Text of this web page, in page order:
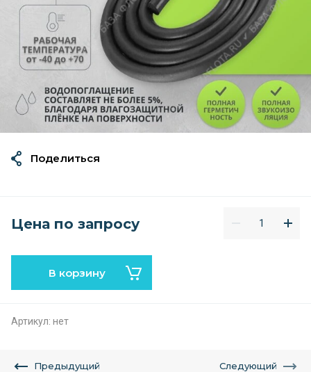
Цена по запросу
В корзину
Артикул: нет
Поделиться
Предыдущий Следующий